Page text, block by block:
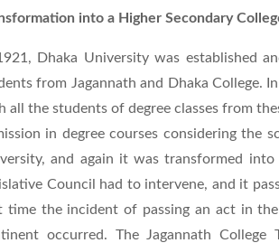
into a Higher Secondary
Dhaka University was established
from Jagannath and Dhaka College.
all the students of degree classes from
in degree courses considering the
and again it was transformed
Council had to intervene, and it
time the incident of passing an act in
occurred. The Jagannath